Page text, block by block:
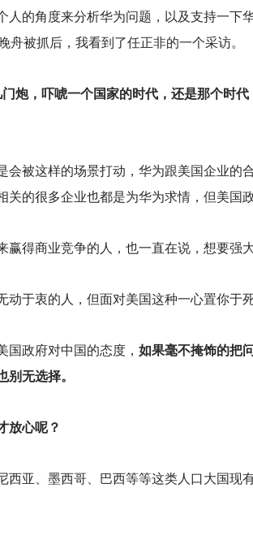
人的角度来分析华为问题，以及支持一下
舟被抓后，我看到了任正非的一个采访。
炮，吓唬一个国家的时代，还是那个时
会被这样的场景打动，华为跟美国企业的
关的很多企业也都是为华为求情，但美国
得商业竞争的人，也一直在说，想要强
于衷的人，但面对美国这种一心置你于
国政府对中国的态度， 如果毫不掩饰的把
别无选择。
放心呢？
西亚、墨西哥、巴西等等这类人口大国现